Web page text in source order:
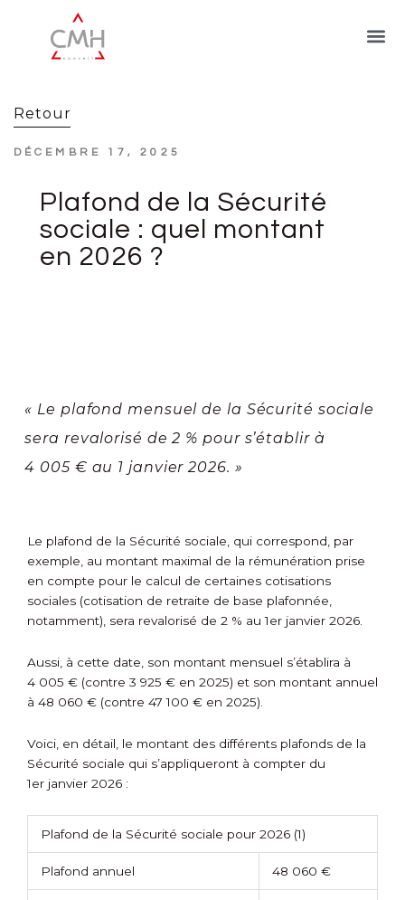
Retour
DÉCEMBRE 17, 2025
Plafond de la Sécurité
sociale : quel montant
en 2026 ?
« Le plafond mensuel de la Sécurité sociale
sera revalorisé de 2 % pour s’établir à
4 005 € au 1 janvier 2026. »
Le plafond de la Sécurité sociale, qui correspond, par
exemple, au montant maximal de la rémunération prise
en compte pour le calcul de certaines cotisations
sociales (cotisation de retraite de base plafonnée,
notamment), sera revalorisé de 2 % au 1er janvier 2026.
Aussi, à cette date, son montant mensuel s’établira à
4 005 € (contre 3 925 € en 2025) et son montant annuel
à 48 060 € (contre 47 100 € en 2025).
Voici, en détail, le montant des différents plafonds de la
Sécurité sociale qui s’appliqueront à compter du
1er janvier 2026 :
Plafond de la Sécurité sociale pour 2026 (1)
Plafond annuel 48 060 €